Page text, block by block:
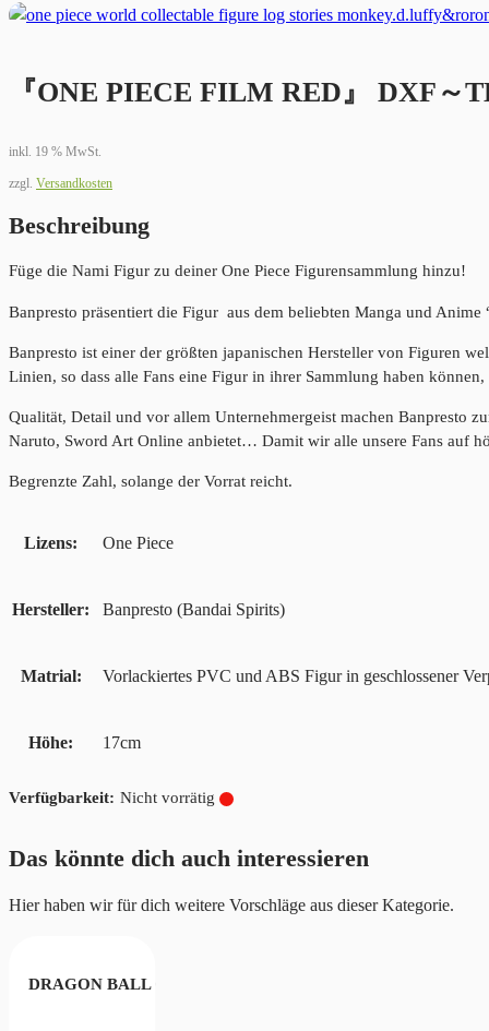
『ONE PIECE FILM RED』 DXF
inkl. 19 % MwSt.
zzgl. Versandkosten
Beschreibung
Füge die Nami Figur zu deiner One Piece Figurensammlung hinzu!
Banpresto präsentiert die Figur aus dem beliebten Manga und
Banpresto ist einer der größten japanischen Hersteller von Figuren
Linien, so dass alle Fans eine Figur in ihrer Sammlung haben
Qualität, Detail und vor allem Unternehmergeist machen Banpresto
Naruto, Sword Art Online anbietet… Damit wir alle unsere Fans auf
Begrenzte Zahl, solange der Vorrat reicht.
Lizens One Piece
Hersteller Banpresto (Bandai Spirits)
Matrial Vorlackiertes PVC und ABS Figur in geschlossener
Höhe 17cm
Nicht vorrätig
Das könnte dich auch interessieren
Hier haben wir für dich weitere Vorschläge aus dieser Kategorie.
DRAGON BALL GT SOLID EDGE WORKS SUPER SAIYAN